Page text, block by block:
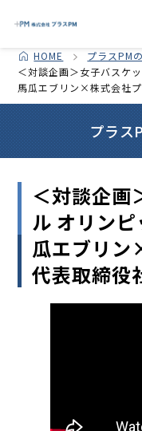
HOME
プラスPM
＜対談企画＞女子バスケ
馬瓜エブリン×株式会社
プラス
＜対談企画
ル オリン
瓜エブリ
代表取締役